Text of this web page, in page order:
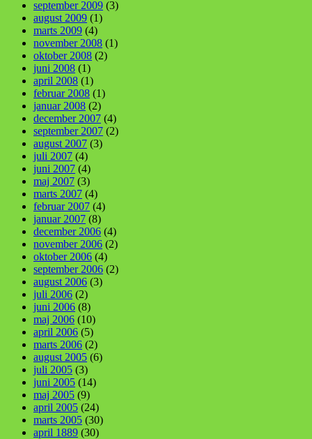
september 2009 (3)
august 2009 (1)
marts 2009 (4)
november 2008 (1)
oktober 2008 (2)
juni 2008 (1)
april 2008 (1)
februar 2008 (1)
januar 2008 (2)
december 2007 (4)
september 2007 (2)
august 2007 (3)
juli 2007 (4)
juni 2007 (4)
maj 2007 (3)
marts 2007 (4)
februar 2007 (4)
januar 2007 (8)
december 2006 (4)
november 2006 (2)
oktober 2006 (4)
september 2006 (2)
august 2006 (3)
juli 2006 (2)
juni 2006 (8)
maj 2006 (10)
april 2006 (5)
marts 2006 (2)
august 2005 (6)
juli 2005 (3)
juni 2005 (14)
maj 2005 (9)
april 2005 (24)
marts 2005 (30)
april 1889 (30)